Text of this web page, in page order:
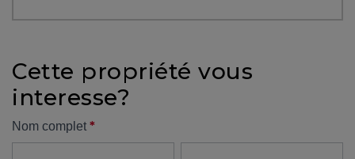
protégé!
outils
pour
financement
Cette propriété vous
interesse?
Formulaire
Nom complet *